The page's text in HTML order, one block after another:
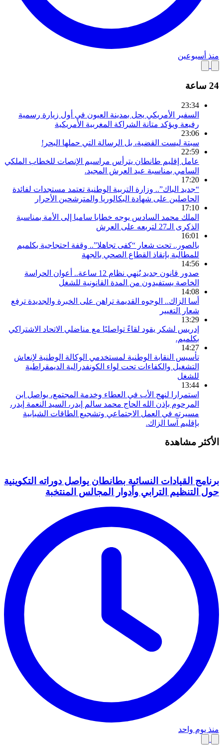
منذ أسبوعين
24 ساعة
23:34
السفير الأمريكي يحل بمدينة العيون في أول زيارة رسمية
رفيعة ويؤكد متانة الشراكة المغربية الأمريكية
23:06
سبتة ليست القضية، بل الرسالة التي حملها البحر!
22:59
عامل إقليم طانطان يترأس مراسيم الإنصات للخطاب الملكي
السامي بمناسبة عيد العرش المجيد.
17:20
“جديد الباك”.. وزارة التربية الوطنية تعتمد مستجدات لفائدة
الحاصلين على شهادة البكالوريا والمترشحين الأحرار
17:10
الملك محمد السادس يوجه خطابا ساميا إلى الأمة بمناسبة
الذكرى الـ27 لتربعه على العرش
16:01
بالصور.. تحت شعار “كفى تجاهلا”.. وقفة احتجاجية بكلميم
للمطالبة بإنقاذ القطاع الصحي بالجهة
14:56
صدور قانون جديد يُنهي نظام 12 ساعة.. أعوان الحراسة
الخاصة يستفيدون من المدة القانونية للشغل
14:08
أسا الزاك.. الوجوه القديمة تراهن على الخبرة والجديدة ترفع
شعار التغيير
13:29
إدريس لشكر يقود لقاءً تواصليًا مع مناضلي الاتحاد الاشتراكي
بكلميم.
14:27
تأسيس النقابة الوطنية لمستخدمي الوكالة الوطنية لإنعاش
التشغيل والكفاءات تحت لواء الكونفدرالية الديمقراطية
للشغل
13:44
استمرارا لنهج الأب في العطاء وخدمة المجتمع، يواصل ابن
المرحوم بإذن الله الحاج محمد سالم إيدر، السيد النعمة إيدر،
مسيرته في العمل الاجتماعي وتشجيع الطاقات الشبابية
بإقليم آسا الزاك.
الأكثر مشاهدة
برنامج القيادات النسائية بطانطان يواصل دوراته التكوينية
حول التنظيم الترابي وأدوار المجالس المنتخبة
منذ يوم واحد